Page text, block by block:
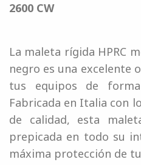
2600 CW
La maleta rígida HPRC
negro es una excelente
tus equipos de
Fabricada en Italia con
de calidad, esta
prepicada en todo su
máxima protección de